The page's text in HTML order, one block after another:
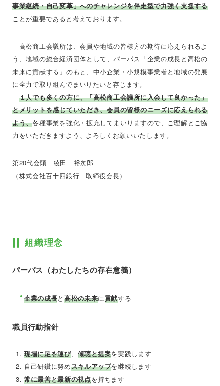
事業継続・自己変革」へのチャレンジを伴走型で力強く支援する
ことが重要であると考えております。
高松商工会議所は、会員や地域の皆様方の期待に応えられるよ
う、地域の総合経済団体として、パーパス「企業の成長と高松の
未来に貢献する」のもと、中小企業・小規模事業者と地域の発展
に全力で取り組んでまいりたいと存じます。
１人でも多くの方に、「高松商工会議所に入会して良かった」
とメリットを感じていただき、会員の皆様のニーズに応えられる
よう、各種事業を強化・拡充してまいりますので、ご理解とご協
力をいただきますよう、よろしくお願いいたします。
第20代会頭 綾田 裕次郎
（株式会社百十四銀行 取締役会長）
組織理念
パーパス（わたしたちの存在意義）
企業の成長と 高松の未来に貢献する
職員行動指針
現場に足を運び、傾聴と提案を実践します
自己研鑽に努めスキルアップを継続します
常に最善と最新の視点を持ちます